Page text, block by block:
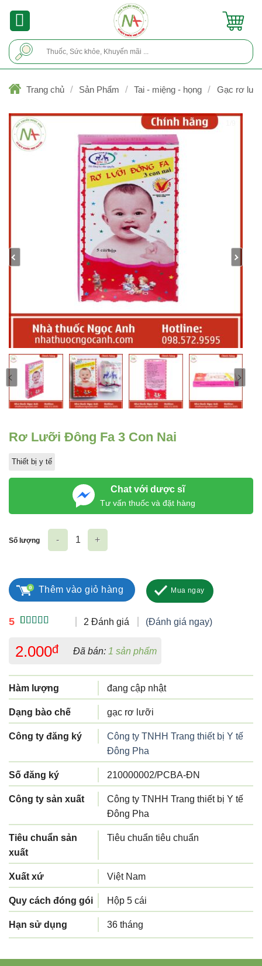
Trang chủ / Sản Phẩm / Tai - miệng - họng / Gạc rơ lưỡi
Rơ Lưỡi Đông Fa 3 Con Nai
Thiết bị y tế
Chat với dược sĩ
Tư vấn thuốc và đặt hàng
5
đánh giá
2 Đánh giá (Đánh giá ngay)
2.000đ Đã bán: 1 sản phẩm
Hàm lượng đang cập nhật
Dạng bào chế gạc rơ lưỡi
Công ty đăng ký
Công ty TNHH Trang thiết bị Y tế
Đông Pha
Số đăng ký 210000002/PCBA-ĐN
Công ty sản xuất
Công ty TNHH Trang thiết bị Y tế
Đông Pha
Tiêu chuẩn sản
xuất
Tiêu chuẩn tiêu chuẩn
Xuất xứ Việt Nam
Quy cách đóng gói Hộp 5 cái
Hạn sử dụng 36 tháng
Số lượng
Thêm vào giỏ hàng Mua ngay